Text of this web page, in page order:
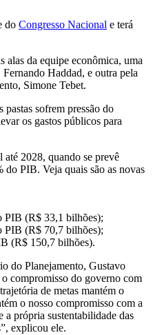
do Congresso Nacional e terá
alas da equipe econômica, uma
Haddad, e outra pela
Simone Tebet.
pastas sofrem pressão do
os gastos públicos para
até 2028, quando se prevê
do PIB. Veja quais são as novas
PIB (R$ 33,1 bilhões);
PIB (R$ 70,7 bilhões);
(R$ 150,7 bilhões).
do Planejamento, Gustavo
compromisso do governo com
de metas mantém o
o nosso compromisso com a
a própria sustentabilidade das
explicou ele.